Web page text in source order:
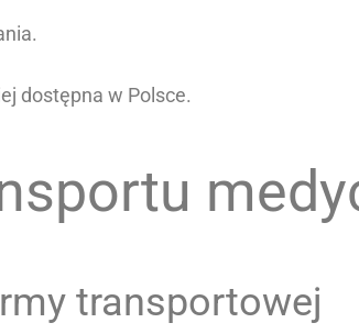
dostępna w Polsce.
transportowej